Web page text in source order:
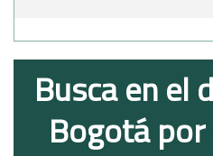
Busca en el
Bogotá